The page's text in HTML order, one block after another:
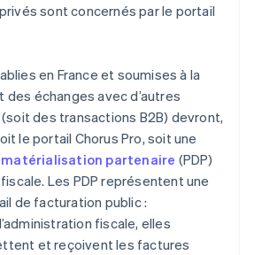
sont concernés par le portail
en France et soumises à la
échanges avec d’autres
des transactions B2B) devront,
le portail Chorus Pro, soit une
partenaire (PDP)
Les PDP représentent une
de facturation public :
fiscale, elles
et reçoivent les factures